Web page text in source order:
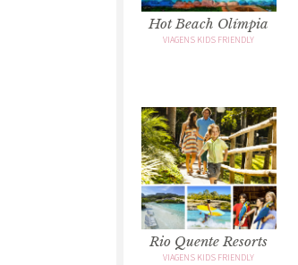
Hot Beach Olímpia
VIAGENS KIDS FRIENDLY
Rio Quente Resorts
VIAGENS KIDS FRIENDLY